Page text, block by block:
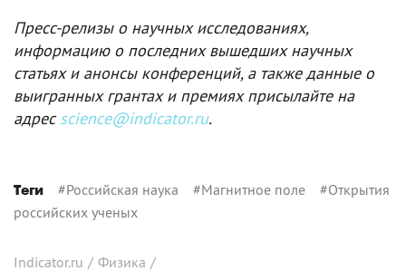
Пресс-релизы о научных исследованиях,
информацию о последних вышедших научных
статьях и анонсы конференций, а также данные о
выигранных грантах и премиях присылайте на
адресscience@indicator.ru.
Теги #Российская наука #Магнитное поле #Открытия
российских ученых
Indicator.ru / Физика /